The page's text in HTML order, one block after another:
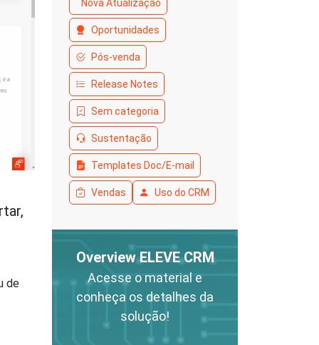
de
Vendas Uso do CRM
Templates Doc/E-mail
Sustentação
Sem categoria
Release Notes
Pós-venda
Oportunidades
Nova Atualização
Overview ELEVE CRM
Acesse o material e
conheça os detalhes da
solução!